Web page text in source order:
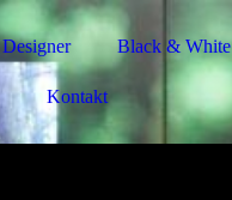
Designer Black & White
Kontakt